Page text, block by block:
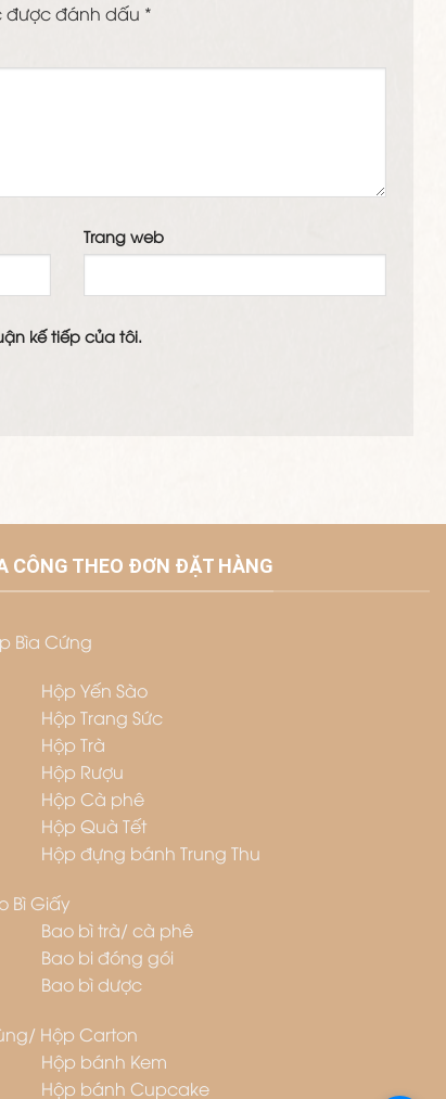
được đánh dấu *
Trang web
kế tiếp của tôi.
CÔNG THEO ĐƠN ĐẶT HÀNG
Bìa Cứng
Hộp Yến Sào
Hộp Trang Sức
Hộp Trà
Hộp Rượu
Hộp Cà phê
Hộp Quà Tết
Hộp đựng bánh Trung Thu
Bì Giấy
Bao bì trà/ cà phê
Bao bi đóng gói
Bao bì dược
Hộp Carton
Hộp bánh Kem
Hộp bánh Cupcake